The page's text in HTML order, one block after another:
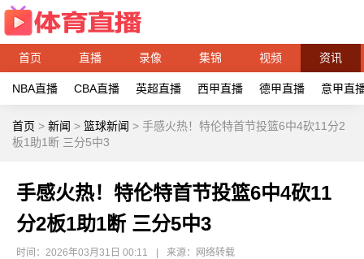
首页 直播 录像 集锦 视频 资讯
NBA直播 CBA直播 英超直播 西甲直播 德甲直播 意甲直
首页 > 新闻 > 篮球新闻 > 手感火热！特伦特首节投篮6中4砍11分2
板1助1断 三分5中3
手感火热！特伦特首节投篮6中4砍11
分2板1助1断 三分5中3
时间：2026年03月31日 00:11 来源：网络转载